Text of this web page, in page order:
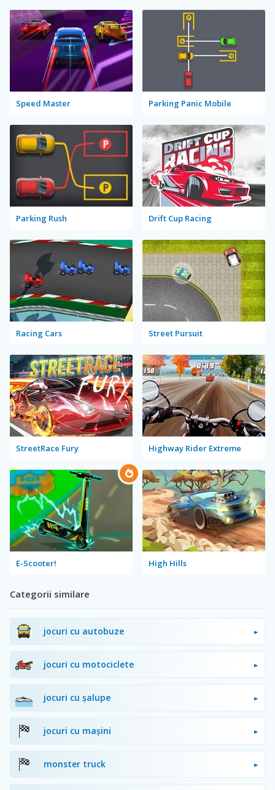
Speed Master Parking Panic Mobile
Parking Rush Drift Cup Racing
Racing Cars Street Pursuit
StreetRace Fury Highway Rider Extreme
E-Scooter! High Hills
Categorii similare
jocuri cu autobuze
jocuri cu motociclete
jocuri cu șalupe
jocuri cu mașini
monster truck